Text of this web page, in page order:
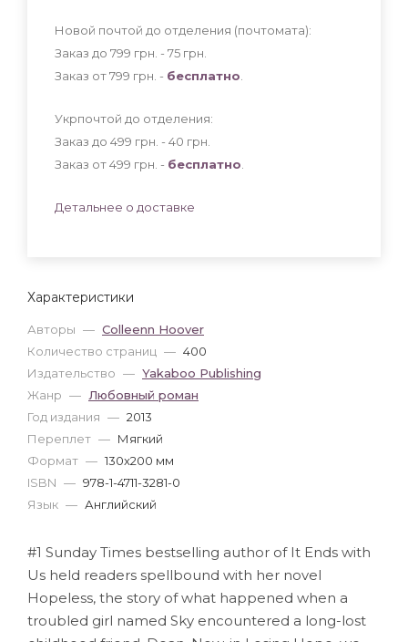
Характеристики
Авторы — Colleenn Hoover
Количество страниц — 400
Издательство — Yakaboo Publishing
Жанр — Любовный роман
Год издания — 2013
Переплет — Мягкий
Формат — 130x200 мм
ISBN — 978-1-4711-3281-0
Язык — Английский
Новой почтой до отделения (почтомата):
Заказ до 799 грн. - 75 грн
Заказ от 799 грн. - бесплатно
Укрпочтой до отделения:
Заказ до 499 грн. - 40 грн
Заказ от 499 грн. - бесплатно
Детальнее о доставке
#1 Sunday Times bestselling author of It Ends with
Us held readers spellbound with her novel
Hopeless, the story of what happened when a
troubled girl named Sky encountered a long-lost